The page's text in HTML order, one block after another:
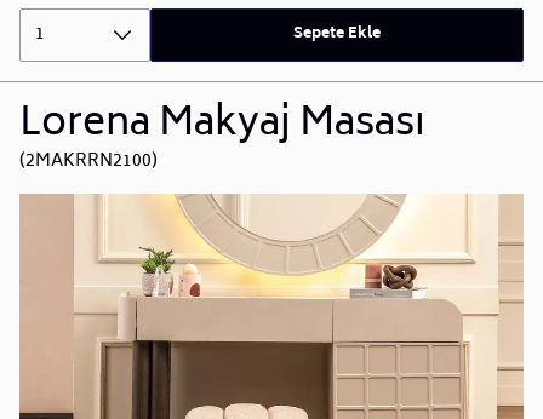
1 Sepete Ekle
Lorena Makyaj Masası
(2MAKRRN2100)